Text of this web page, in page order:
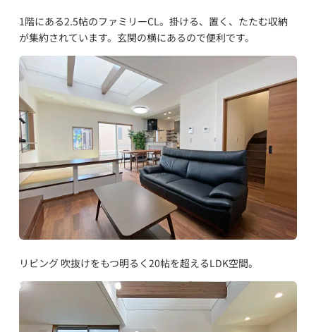
1階にある2.5帖のファミリーCL。掛ける、置く、たたむ収納
が集約されています。玄関の横にあるので便利です。
リビング 吹抜けをもつ明るく20帖を超えるLDK空間。